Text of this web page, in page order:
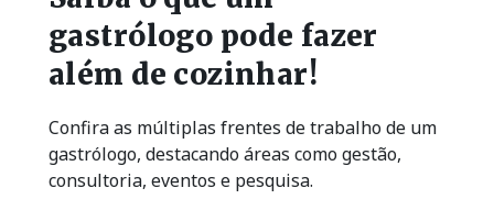
gastrólogo pode fazer
além de cozinhar!
Confira as múltiplas frentes de trabalho de um
gastrólogo, destacando áreas como gestão,
consultoria, eventos e pesquisa.